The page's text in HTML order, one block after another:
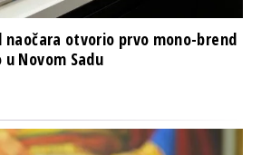
naočara otvorio prvo mono-brend
Novom Sadu